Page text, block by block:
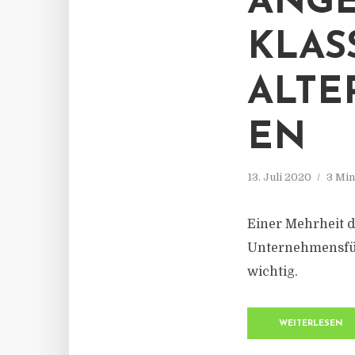
EN
13. Juli 2020 3
Einer Mehrheit
wichtig.
WEITERLESEN